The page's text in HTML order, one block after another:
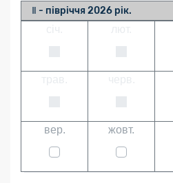
Ⅱ - півріччя 2026 рік.
вер. жовт.